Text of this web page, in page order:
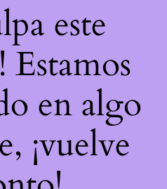
este
Estamos
en algo
¡vuelve